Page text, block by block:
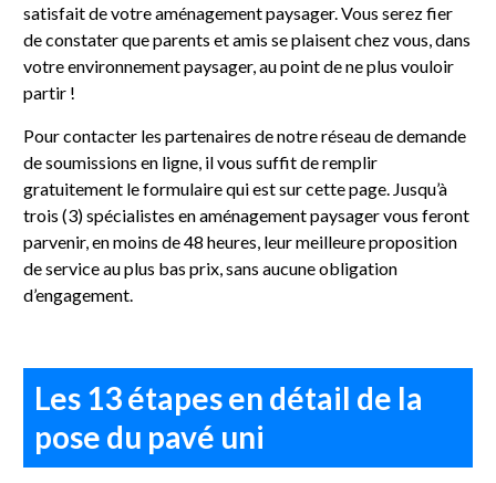
satisfait de votre aménagement paysager. Vous serez fier
de constater que parents et amis se plaisent chez vous, dans
votre environnement paysager, au point de ne plus vouloir
partir !
Pour contacter les partenaires de notre réseau de demande
de soumissions en ligne, il vous suffit de remplir
gratuitement le formulaire qui est sur cette page. Jusqu’à
trois (3) spécialistes en aménagement paysager vous feront
parvenir, en moins de 48 heures, leur meilleure proposition
de service au plus bas prix, sans aucune obligation
d’engagement.
Les 13 étapes en détail de la
pose du pavé uni